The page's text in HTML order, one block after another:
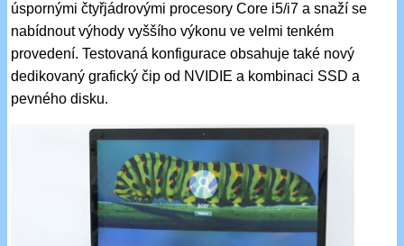
úspornými čtyřjádrovými procesory Core i5/i7 a snaží se
nabídnout výhody vyššího výkonu ve velmi tenkém
provedení. Testovaná konfigurace obsahuje také nový
dedikovaný grafický čip od NVIDIE a kombinaci SSD a
pevného disku.